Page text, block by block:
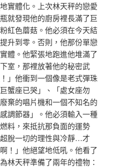
地實體化。上次林天秤的戀愛
就發現他的廚房裡長滿了巨
紅色蘑菇。他必須在今天結
升到零。否則，他那份單戀
體。他緊張地跑進他堆滿了
室，那裡放著他的秘密武
」他衝到一個像是老式彈珠
蟹座已哭」、「處女座勿
棄的唱片機和一個不知名的
調節器」。他必須輸入一種
料，來抵抗那負面的運勢
脫一切的理性與冷靜…才
！」他絕望地低吼。他看了
林天秤準備了兩年的禮物：